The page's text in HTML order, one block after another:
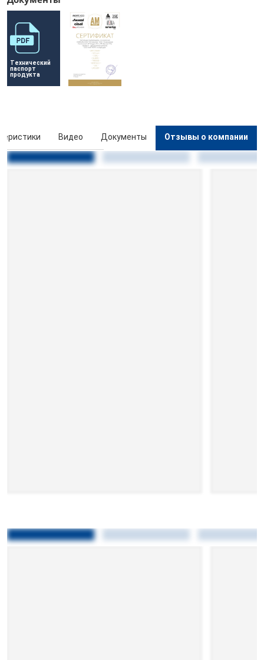
Технический
паспорт
продукта
Видео Документы Отзывы о компании